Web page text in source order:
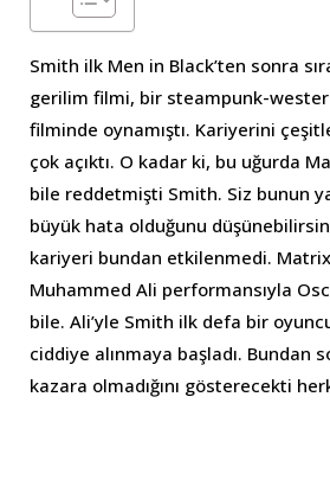
Smith ilk Men in Black’ten sonra
gerilim filmi, bir steampunk-
filminde oynamıştı. Kariyerini
çok açıktı. O kadar ki, bu uğurda
bile reddetmişti Smith. Siz bunun
büyük hata olduğunu
kariyeri bundan etkilenmedi.
Muhammed Ali performansıyla
bile. Ali’yle Smith ilk defa bir
ciddiye alınmaya başladı. Bundan
kazara olmadığını gösterecekti